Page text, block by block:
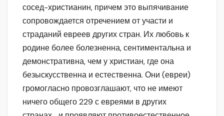
сосед-христианин, причем это выпячивание
сопровождается отречением от участи и
страданий евреев других стран. Их любовь к
родине более болезненна, сентиментальна и
демонстративна, чем у христиан, где она
безыскусственна и естественна. Они (евреи)
громогласно провозглашают, что не имеют
ничего общего 229 с евреями в других